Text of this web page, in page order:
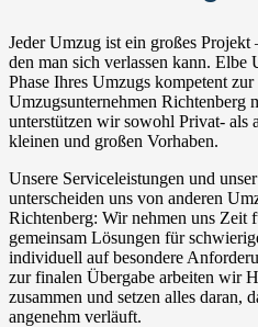
Jeder Umzug ist ein großes Projekt
den man sich verlassen kann. Elbe
Phase Ihres Umzugs kompetent
Umzugsunternehmen Richtenberg
unterstützen wir sowohl Privat- als
kleinen und großen Vorhaben.
Unsere Serviceleistungen und
unterscheiden uns von anderen
Richtenberg: Wir nehmen uns Zeit
gemeinsam Lösungen für
individuell auf besondere
zur finalen Übergabe arbeiten wir
zusammen und setzen alles daran,
angenehm verläuft.